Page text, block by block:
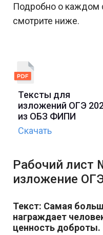
Подробно о каждом
смотрите ниже.
Тексты для
изложений ОГЭ
из ОБЗ ФИПИ
Скачать
Рабочий лист
изложение
Текст: Самая
награждает
ценность доброты.